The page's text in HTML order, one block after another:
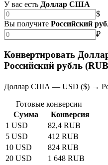
У вас есть Доллар США
$
Вы получите Российский
₽
Конвертировать
Российский рубль
Доллар США — USD ($) →
Готовые конверсии
Сумма
Конверсия
1 USD
82,4 RUB
5 USD
412 RUB
10 USD
824 RUB
20 USD
1 648 RUB